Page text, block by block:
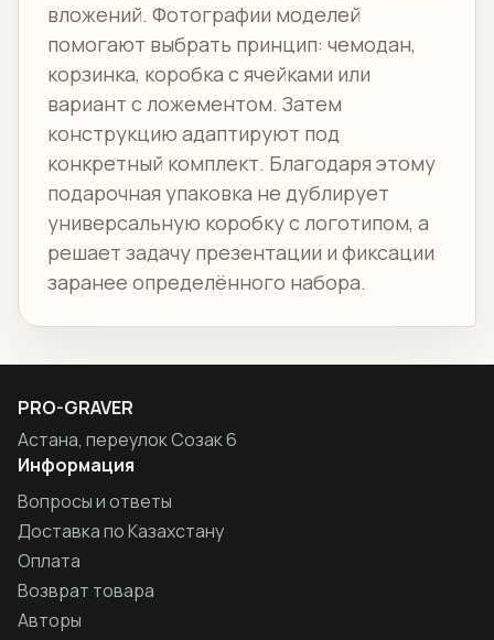
вложений. Фотографии моделей
помогают выбрать принцип: чемодан,
корзинка, коробка с ячейками или
вариант с ложементом. Затем
конструкцию адаптируют под
конкретный комплект. Благодаря этому
подарочная упаковка не дублирует
универсальную коробку с логотипом, а
решает задачу презентации и фиксации
заранее определённого набора.
PRO-GRAVER
Астана, переулок Созак 6
Информация
Вопросы и ответы
Доставка по Казахстану
Оплата
Возврат товара
Авторы